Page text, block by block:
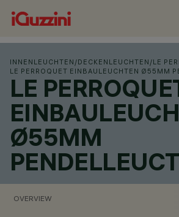
INNENLEUCHTEN /DECKENLEUCHTEN /LE
LE PERROQUET EINBAULEUCHTEN Ø55MM
LE
Ø55MM
OVERVIEW